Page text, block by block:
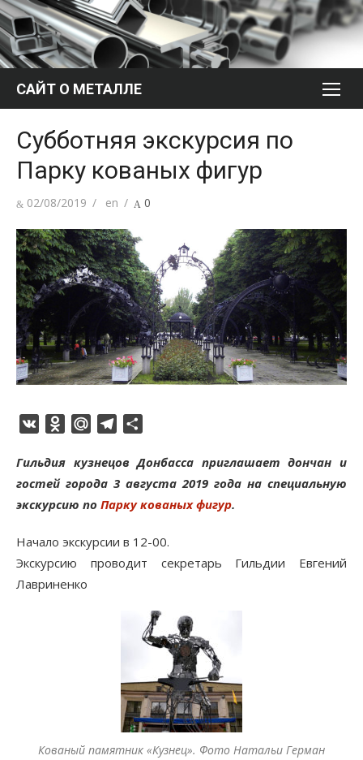
Перейти
к
содержимому
САЙТ О МЕТАЛЛЕ
Субботняя экскурсия по
Парку кованых фигур
Опубликовано
02/08/2019 Автор
en 0
VK Odnoklassniki
Mail.RuTelegram
Гильдия кузнецов Донбасса приглашает дончан и
гостей города 3 августа 2019 года на специальную
экскурсию по Парку кованых фигур.
Начало экскурсии в 12-00.
Экскурсию проводит секретарь Гильдии Евгений
Лавриненко
Кованый памятник «Кузнец». Фото Натальи Герман